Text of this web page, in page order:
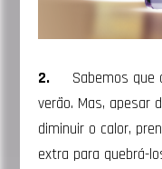
2. Sabemos que
verão. Mas, apesar
diminuir o calor,
extra para quebrá-